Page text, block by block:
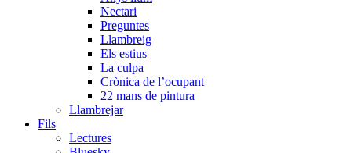
Nectari
Preguntes
Llambreig
Els estius
La culpa
Crònica de l’ocupant
22 mans de pintura
Llambrejar
Fils
Lectures